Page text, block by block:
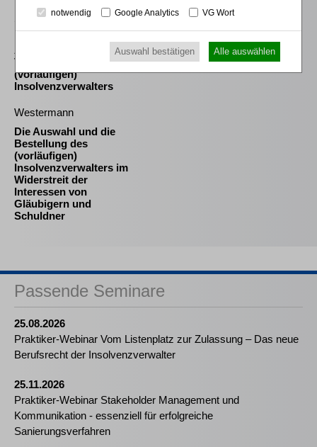
Sahrmann
Vergütung des
(vorläufigen)
Insolvenzverwalters
Westermann
Die Auswahl und die
Bestellung des
(vorläufigen)
Insolvenzverwalters im
Widerstreit der
Interessen von
Gläubigern und
Schuldner
Passende Seminare
25.08.2026
Praktiker-Webinar Vom Listenplatz zur Zulassung – Das neue
Berufsrecht der Insolvenzverwalter
25.11.2026
Praktiker-Webinar Stakeholder Management und
Kommunikation - essenziell für erfolgreiche
Sanierungsverfahren
notwendig Google Analytics VG Wort
Auswahl bestätigen Alle auswählen